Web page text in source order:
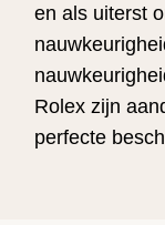
en als uiterst
Rolex zijn
perfecte